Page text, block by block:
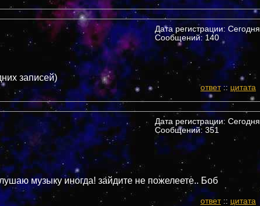
Дата регистрации: Сегодня
Сообщений: 140
записей)
ответ:: цитата
Дата регистрации: Сегодня
Сообщений: 351
музыку иногда! зайдите не пожелеете.. Боб
ответ:: цитата